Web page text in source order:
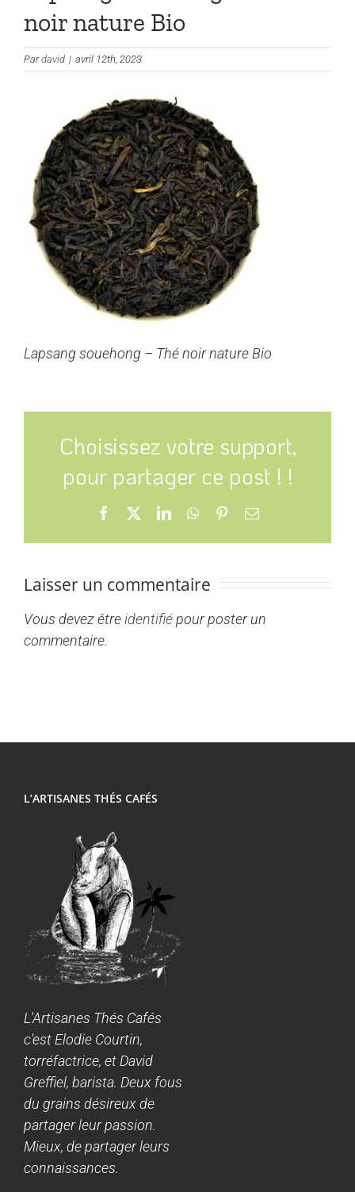
noir nature Bio
Pardavid | avril 12th, 2023
Lapsang souehong – Thé noir nature Bio
Choisissez votre support,
pour partager ce post ! !
Facebook
X LinkedInWhatsApp
PinterestEmail
Laisser un commentaire
Vous devez êtreidentifiépour poster un
commentaire.
L’ARTISANES THÉS CAFÉS
L'Artisanes Thés Cafés
c'est Elodie Courtin,
torréfactrice, et David
Greffiel, barista. Deux fous
du grains désireux de
partager leur passion.
Mieux, de partager leurs
connaissances.